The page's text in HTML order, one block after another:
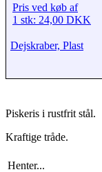
Pris ved køb af
1 stk: 24,00 DKK
Dejskraber, Plast
Piskeris i rustfrit stål.
Kraftige tråde.
Henter...